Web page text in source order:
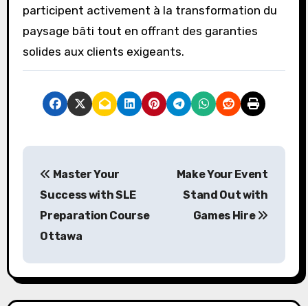
participent activement à la transformation du
paysage bâti tout en offrant des garanties
solides aux clients exigeants.
P
n
a
Master Your
Success with SLE
Preparation Course
Ottawa
Make Your Event
Stand Out with
Games Hire